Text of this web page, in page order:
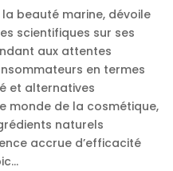
beauté marine, dévoile
scientifiques sur ses
aux attentes
en termes
et alternatives
monde de la cosmétique,
naturels
accrue d’efficacité